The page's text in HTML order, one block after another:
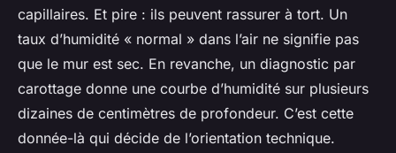
capillaires. Et pire : ils peuvent rassurer à tort. Un
taux d’humidité « normal » dans l’air ne signifie pas
que le mur est sec. En revanche, un diagnostic par
carottage donne une courbe d’humidité sur plusieurs
dizaines de centimètres de profondeur. C’est cette
donnée-là qui décide de l’orientation technique.